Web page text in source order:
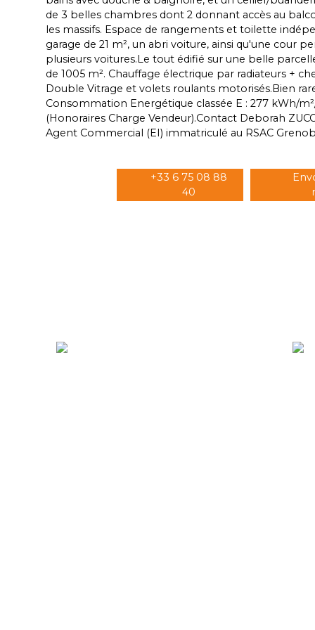
de 3 belles chambres dont 2 donnant accès au
les massifs. Espace de rangements et toilette
garage de 21 m², un abri voiture, ainsi qu'une cour
plusieurs voitures.Le tout édifié sur une belle
de 1005 m². Chauffage électrique par radiateurs +
Double Vitrage et volets roulants motorisés.Bien
Consommation Energétique classée E : 277 kWh/
(Honoraires Charge Vendeur).Contact Deborah
Agent Commercial (EI) immatriculé au RSAC
+33 6 75 08 88
40